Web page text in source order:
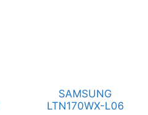
SAMSUNG
LTN170WX-L06